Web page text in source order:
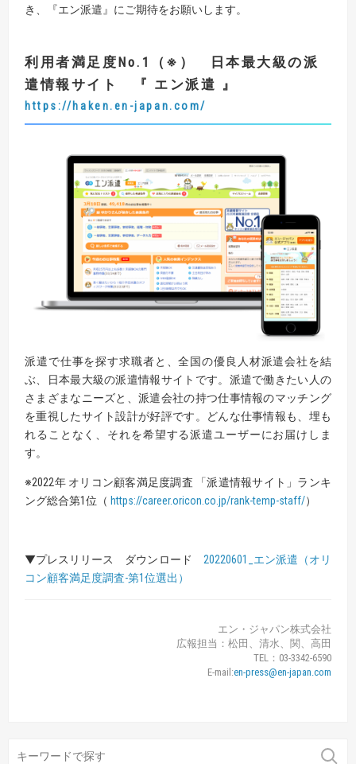
き、『エン派遣』にご期待をお願いします。
利用者満足度No.1 （ ※ ） 日本最大級の派
遣情報サイト
『 エン派遣 』
https://haken.en-japan.com/
派遣で仕事を探す求職者と、全国の優良人材派遣会社を結
ぶ、日本最大級の派遣情報サイトです。派遣で働きたい人の
さまざまなニーズと、派遣会社の持つ仕事情報のマッチング
を重視したサイト設計が好評です。どんな仕事情報も、埋も
れることなく、それを希望する派遣ユーザーにお届けしま
す。
※2022年 オリコン顧客満足度調査 「派遣情報サイト」ランキ
ング総合第1位（ https://career.oricon.co.jp/rank-temp-staff/）
▼プレスリリース ダウンロード 20220601_エン派遣（オリ
コン顧客満足度調査-第1位選出）
エン・ジャパン株式会社
広報担当：松田、清水、関、高田
TEL：03-3342-6590
E-mail:en-press@en-japan.com